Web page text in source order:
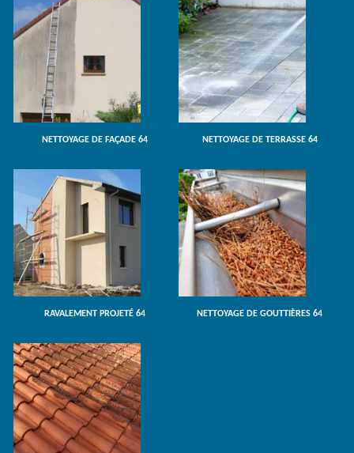
NETTOYAGE DE FAÇADE 64 NETTOYAGE DE TERRASSE 64
RAVALEMENT PROJETÉ 64 NETTOYAGE DE GOUTTIÈRES 64